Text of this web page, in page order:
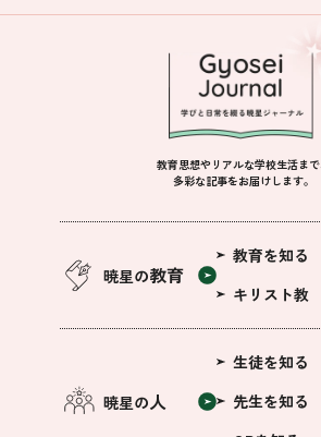
教育思想やリアルな学校生活まで
多彩な記事をお届けします。
暁星の教育
教育を知る
キリスト教
暁星の人
生徒を知る
先生を知る